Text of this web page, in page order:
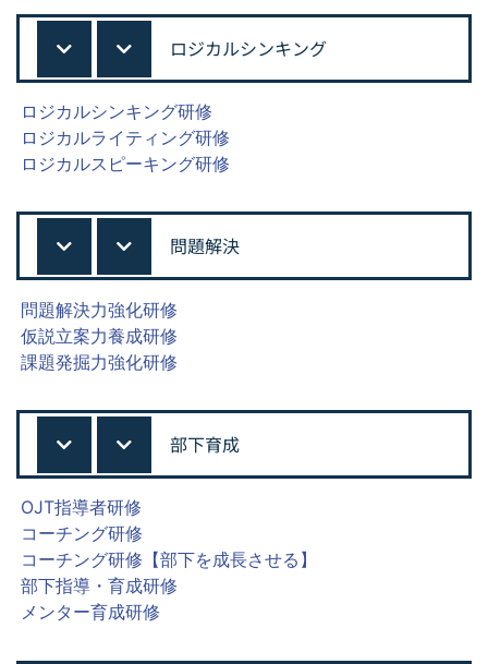
ロジカルシンキング
ロジカルシンキング研修
ロジカルライティング研修
ロジカルスピーキング研修
問題解決
問題解決力強化研修
仮説立案力養成研修
課題発掘力強化研修
部下育成
OJT指導者研修
コーチング研修
コーチング研修【部下を成長させる】
部下指導・育成研修
メンター育成研修